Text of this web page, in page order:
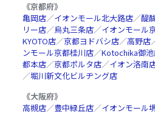
《京都府》
亀岡店／イオンモール北大路店／醍
リー店／烏丸三条店／イオンモール
KYOTO店／京都ヨドバシ店／高野店
ンモール京都桂川店／Kotochika御
都本店／京都ポルタ店／イオン洛南
／堀川新文化ビルヂング店
《大阪府》
高槻店／豊中緑丘店／イオンモール